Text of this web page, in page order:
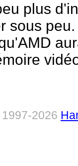
plus
sous
2026